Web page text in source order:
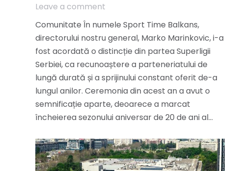
Leave a comment
Comunitate În numele Sport Time Balkans,
directorului nostru general, Marko Marinkovic, i-a
fost acordată o distincție din partea Superligii
Serbiei, ca recunoaștere a parteneriatului de
lungă durată și a sprijinului constant oferit de-a
lungul anilor. Ceremonia din acest an a avut o
semnificație aparte, deoarece a marcat
încheierea sezonului aniversar de 20 de ani al…